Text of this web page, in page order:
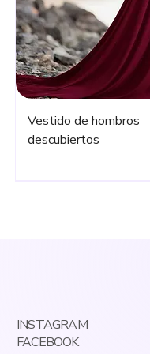
Vestido de hombros
descubiertos
INSTAGRAM
FACEBOOK